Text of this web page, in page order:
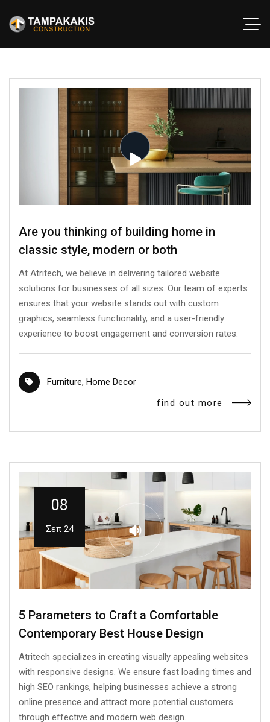
Are you thinking of building home in
classic style, modern or both
At Atritech, we believe in delivering tailored website
solutions for businesses of all sizes. Our team of experts
ensures that your website stands out with custom
graphics, seamless functionality, and a user-friendly
experience to boost engagement and conversion rates.
Furniture, Home Decor
find out more
08
Σεπ 24
5 Parameters to Craft a Comfortable
Contemporary Best House Design
Atritech specializes in creating visually appealing websites
with responsive designs. We ensure fast loading times and
high SEO rankings, helping businesses achieve a strong
online presence and attract more potential customers
through effective and modern web design.